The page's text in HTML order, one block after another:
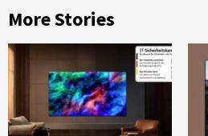
More Stories